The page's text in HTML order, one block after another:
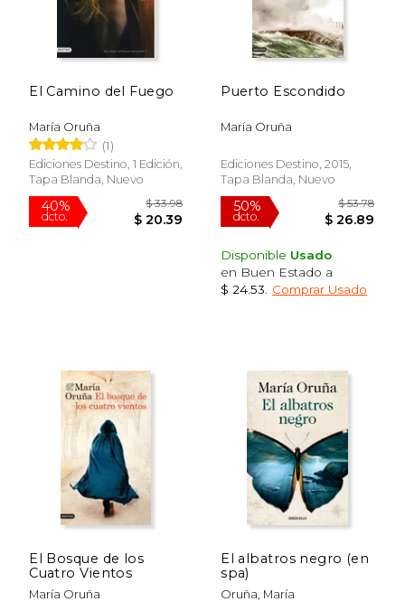
El Camino del Fuego
María Oruña
(1)
Ediciones Destino, 1 Edición,
Tapa Blanda, Nuevo
Puerto Escondido
María Oruña
Ediciones Destino, 2015,
Tapa Blanda, Nuevo
Disponible Usado
en Buen Estado a
$ 24.53
Comprar Usado
El Bosque de los
Cuatro Vientos
María Oruña
El albatros negro (en
spa)
Oruña, María